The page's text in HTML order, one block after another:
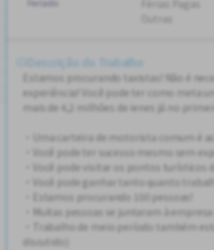
Feriado
Outras
Descrição do Trabalho
Estamos procurando taxistas! Não é
experiência! Você pode ter como meta
mais de 4,2 milhões de ienes já no
・Uma carteira de motorista comum é
・Você pode ter sucesso mesmo sem
・Você pode visitar os pontos turísticos
・Você pode ganhar tanto quanto
・Estamos procurando 100 pessoas!
・Muitas pessoas se juntaram à
・Trabalho de meio período também
discutido)